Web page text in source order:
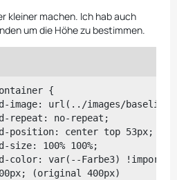
kleiner machen. Ich hab auch
um die Höhe zu bestimmen.